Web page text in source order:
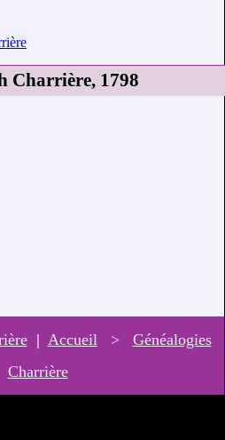
Charrière, 1798
| Accueil> Généalogies
Charrière